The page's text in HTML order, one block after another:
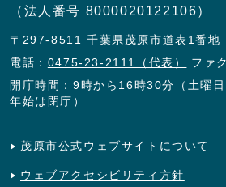
（法人番号 8000020122106）
〒297-8511 千葉県茂原市道表1番地
電話： 0475-23-2111（代表）
ファ
開庁時間：9時から16時30分（土曜
年始は閉庁）
茂原市公式ウェブサイトについて
ウェブアクセシビリティ方針